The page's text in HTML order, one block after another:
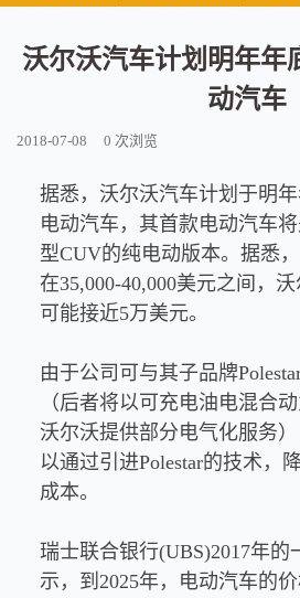
沃尔沃汽车计划明年年
动汽车
2018-07-08 0 次浏览
据悉，沃尔沃汽车计划于明
电动汽车，其首款电动汽车
型CUV的纯电动版本。据悉
在35,000-40,000美元之间，
可能接近5万美元。
由于公司可与其子品牌
（后者将以可充电油电混合
沃尔沃提供部分电气化服务
以通过引进Polestar的技术，
成本。
瑞士联合银行(UBS)2017年的
示，到2025年，电动汽车的